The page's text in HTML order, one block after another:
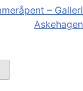
– Galleri
Askehagen